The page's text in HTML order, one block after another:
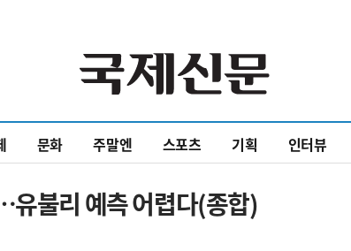
문화 주말엔 스포츠 기획 인터뷰
불리 예측 어렵다(종합)